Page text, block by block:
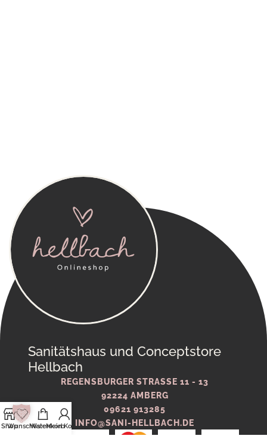
Sanitätshaus und Conceptstore
Hellbach
REGENSBURGER STRASSE 11 - 13
92224 AMBERG
09621 913285
INFO@SANI-HELLBACH.DE
Shop
WunschlisteWarenkorb
Mein Konto